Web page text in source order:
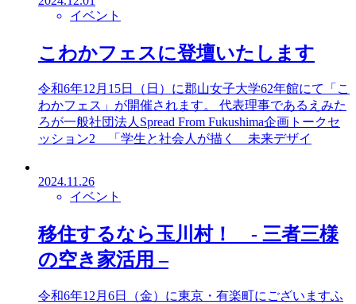
イベント
こわかフェスに登壇いたします
令和6年12月15日（日）に郡山女子大学62年館にて「こ
わかフェス」が開催されます。 代表理事であるえみた
ろが一般社団法人Spread From Fukushima企画トークセ
ッション2 「学生と社会人が描く 未来デザイ
2024.11.26
イベント
移住するなら玉川村！ - 三者三様
の空き家活用 –
令和6年12月6日（金）に東京・有楽町にございますふ